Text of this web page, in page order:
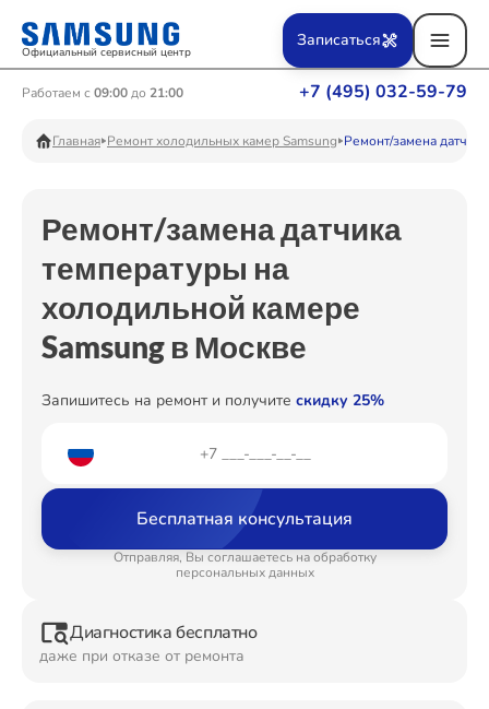
Официальный сервисный центр
+7 (495) 032-59-79
Работаем с 09:00до 21:00
Записаться
Главная Ремонт холодильных камер Samsung Ремонт/замена
Ремонт/замена датчика
температуры на
холодильной камере
Samsung в Москве
Запишитесь на ремонт и получите скидку 25%
Бесплатная консультация
Отправляя, Вы соглашаетесь на обработку
персональных данных
Диагностика бесплатно
даже при отказе от ремонта
Ремонт Вертикальных пылесосов
Ремонт Телевизоров
Ремонт Пылесосов
Ремонт Планшетов
Ремонт Видеокамер